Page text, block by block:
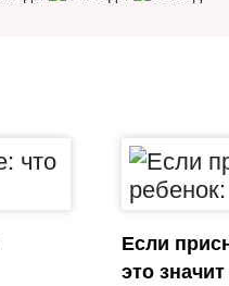
Если
это значит